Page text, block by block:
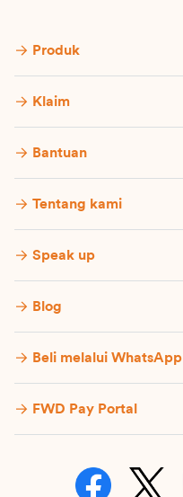
Produk
Klaim
Bantuan
Tentang kami
Speak up
Blog
Beli melalui WhatsApp
FWD Pay Portal